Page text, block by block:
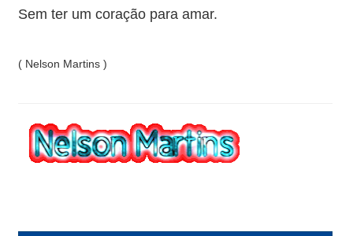
Sem ter um coração para amar.
( Nelson Martins )